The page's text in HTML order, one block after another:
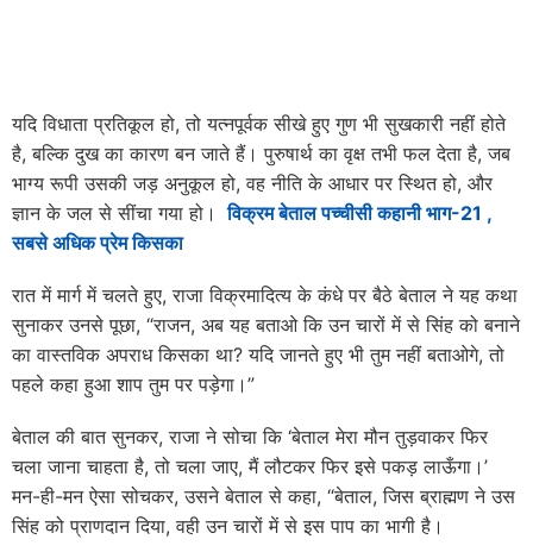
यदि विधाता प्रतिकूल हो, तो यत्नपूर्वक सीखे हुए गुण भी सुखकारी नहीं होते
है, बल्कि दुख का कारण बन जाते हैं। पुरुषार्थ का वृक्ष तभी फल देता है, जब
भाग्य रूपी उसकी जड़ अनुकूल हो, वह नीति के आधार पर स्थित हो, और
ज्ञान के जल से सींचा गया हो। विक्रम बेताल पच्चीसी कहानी भाग-21 ,
सबसे अधिक प्रेम किसका
रात में मार्ग में चलते हुए, राजा विक्रमादित्य के कंधे पर बैठे बेताल ने यह कथा
सुनाकर उनसे पूछा, “राजन, अब यह बताओ कि उन चारों में से सिंह को बनाने
का वास्तविक अपराध किसका था? यदि जानते हुए भी तुम नहीं बताओगे, तो
पहले कहा हुआ शाप तुम पर पड़ेगा।”
बेताल की बात सुनकर, राजा ने सोचा कि ‘बेताल मेरा मौन तुड़वाकर फिर
चला जाना चाहता है, तो चला जाए, मैं लौटकर फिर इसे पकड़ लाऊँगा।’
मन-ही-मन ऐसा सोचकर, उसने बेताल से कहा, “बेताल, जिस ब्राह्मण ने उस
सिंह को प्राणदान दिया, वही उन चारों में से इस पाप का भागी है।